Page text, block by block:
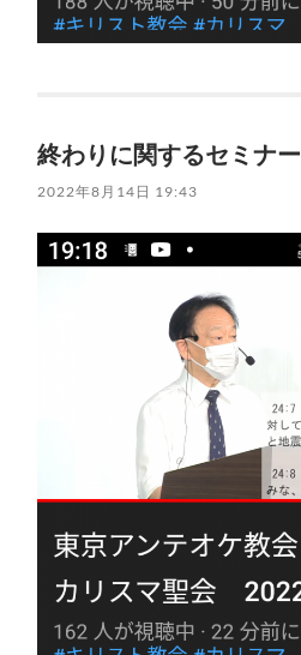
終わりに関するセミナー
2022年8月14日 19:43